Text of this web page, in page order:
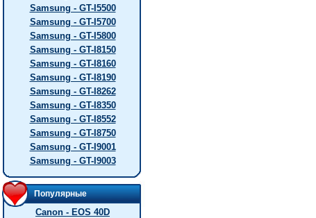
Samsung - GT-I5500
Samsung - GT-I5700
Samsung - GT-I5800
Samsung - GT-I8150
Samsung - GT-I8160
Samsung - GT-I8190
Samsung - GT-I8262
Samsung - GT-I8350
Samsung - GT-I8552
Samsung - GT-I8750
Samsung - GT-I9001
Samsung - GT-I9003
Популярные
Canon - EOS 40D